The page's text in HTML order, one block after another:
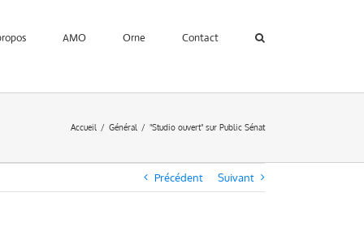
AMO Orne Contact
Accueil Général "Studio ouvert" sur Public Sénat
Précédent Suivant